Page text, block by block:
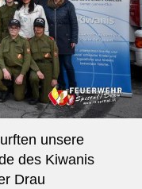
unsere
des Kiwanis
Drau